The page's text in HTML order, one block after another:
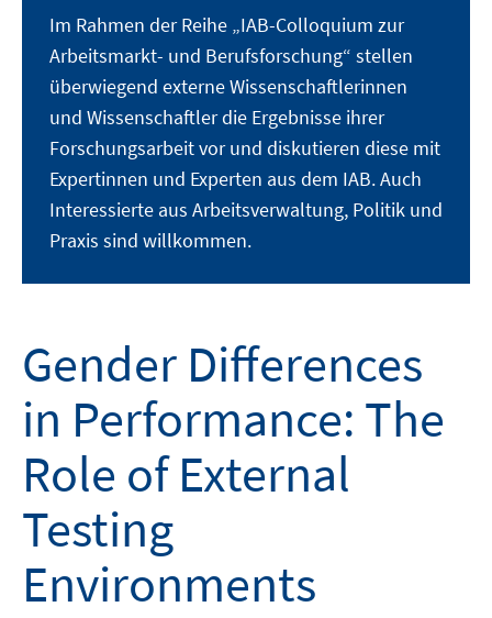
Im Rahmen der Reihe „IAB-Colloquium zur
Arbeitsmarkt- und Berufsforschung“ stellen
überwiegend externe Wissenschaftlerinnen
und Wissenschaftler die Ergebnisse ihrer
Forschungsarbeit vor und diskutieren diese mit
Expertinnen und Experten aus dem IAB. Auch
Interessierte aus Arbeitsverwaltung, Politik und
Praxis sind willkommen.
Gender Differences
in Performance: The
Role of External
Testing
Environments